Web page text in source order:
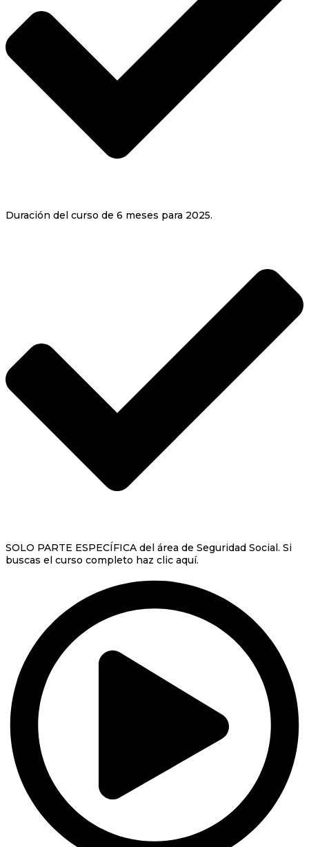
Duración del curso de 6 meses para 2025.
SOLO PARTE ESPECÍFICA del área de Seguridad Social. Si
buscas el curso completo haz clic aquí.